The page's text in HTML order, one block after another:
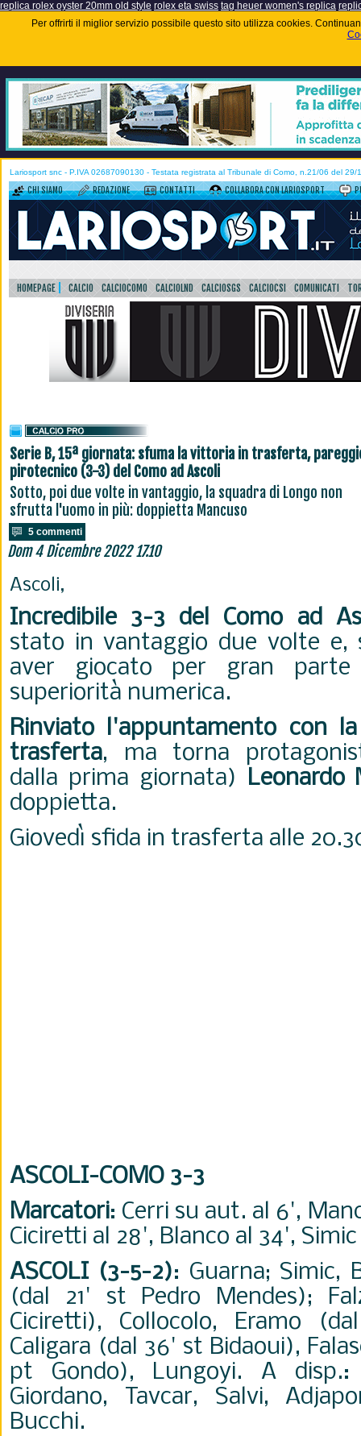
replica rolex oyster 20mm old style rolex eta swiss tag heuer women's replica
Per offrirti il miglior servizio possibile questo sito utilizza cookies.
Lariosport snc - P.IVA 02687090130 - Testata registrata al Tribunale di Como, n.21/06 del 29/
CHI SIAMO REDAZIONE CONTATTI COLLABORA CON LARIOSPORT
HOMEPAGE CALCIO CALCIOCOMO CALCIOLND CALCIOSGS CALCIOCSI COMUNICATI
Serie B, 15ª giornata: sfuma la vittoria in trasferta,
pirotecnico (3-3) del Como ad Ascoli
Sotto, poi due volte in vantaggio, la squadra di Longo non
sfrutta l'uomo in più: doppietta Mancuso
5 commenti
Dom 4 Dicembre 2022 17.10
Ascoli,
Incredibile 3-3 del Como ad
stato in vantaggio due volte e,
aver giocato per gran
superiorità numerica.
Rinviato l'appuntamento con
trasferta, ma torna
dalla prima giornata) Leonardo
doppietta.
Giovedì sfida in trasferta alle
ASCOLI-COMO 3-3
Marcatori: Cerri su aut. al 6',
Ciciretti al 28', Blanco al 34',
ASCOLI (3-5-2): Guarna; Simic,
(dal 21' st Pedro Mendes);
Ciciretti), Collocolo, Eramo
Caligara (dal 36' st Bidaoui),
pt Gondo), Lungoyi. A disp.:
Giordano, Tavcar, Salvi,
Bucchi.